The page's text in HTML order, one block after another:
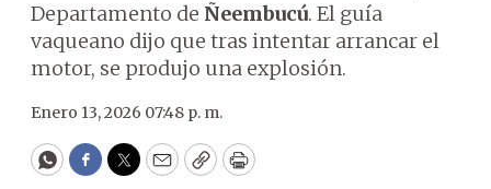
Departamento de Ñeembucú. El guía
vaqueano dijo que tras intentar arrancar el
motor, se produjo una explosión.
Enero 13, 2026 07:48 p. m.
WhatsApp
Facebook
Twitter
EmailCopyPrint